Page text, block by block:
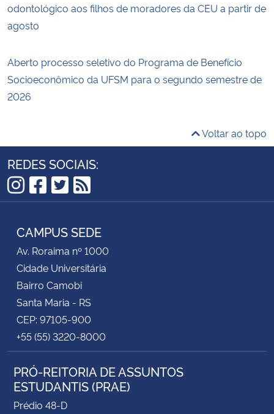
odontológico aos filhos de moradores da CEU a partir de
agosto
Aberto processo seletivo do Programa de Benefício
Socioeconômico da UFSM para o segundo semestre de
2026
Voltar ao topo
REDES SOCIAIS:
Instagram
Facebook
Twitter
RSS
CAMPUS SEDE
Av. Roraima nº 1000
Cidade Universitária
Bairro Camobi
Santa Maria - RS
CEP: 97105-900
+55 (55) 3220-8000
PRÓ-REITORIA DE ASSUNTOS
ESTUDANTIS (PRAE)
Prédio 48-D